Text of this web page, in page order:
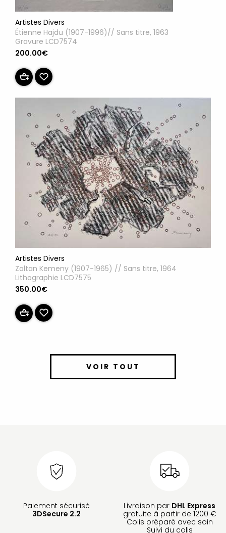
Artistes Divers
Étienne Hajdu (1907-1996)// Sans titre, 1963
Gravure LCD7574
200.00€
Artistes Divers
Zoltan Kemeny (1907-1965) // Sans titre, 1964
Lithographie LCD7575
350.00€
VOIR TOUT
Paiement sécurisé
3DSecure 2.2
Livraison par DHL Express
gratuite à partir de 1200 €
Colis préparé avec soin
Suivi du colis